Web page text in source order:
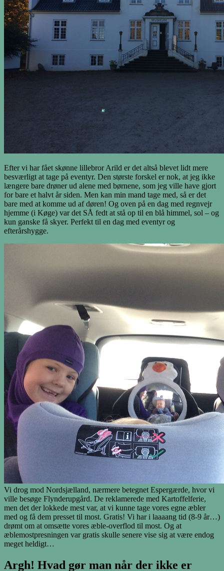
Efter vi har fået skønne lillebror Arild er det altså blevet lidt mere
besværligt at tage på eventyr. Den største forskel er nok, at jeg ikke
længere bare drøner ud alene med børnene, som jeg ville have gjort
for bare et halvt år siden. Men kan min mand tage med, så er det
bare med at komme ud af døren! Og oven på en dag med regnvejr
hjemme (i Køge) var det SÅ fedt at stå op til en blå himmel, sol – og
kun ganske få skyer. Perfekt til en dag med eventyr og
efterårshygge.
Vi drog mod Nordsjælland, nærmere betegnet Espergærde, hvor vi
ville besøge Flynderupgård. De reklamerede med Kartoffelferie,
men det der lokkede mest var, at vi kunne tage vores egne æbler
med og få dem presset til most. Gratis! Vi har i laaaang tid (8-9 år…)
drømt om at omsætte vores æble-overflod til most. Og at
æblemostpresningen var gratis skulle senere vise sig at være endog
meget heldigt…
Argh! Hvad gør man når der ikke er